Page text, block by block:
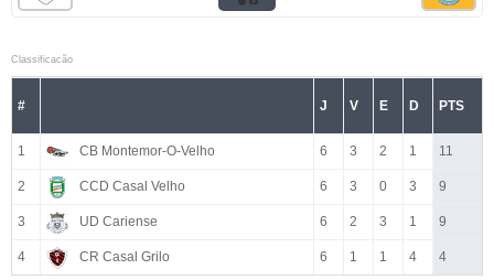
Classificacão
# J V E D PTS
1 CB Montemor-O-Velho 6 3 2 1 11
2 CCD Casal Velho 6 3 0 3 9
3 UD Cariense 6 2 3 1 9
4 CR Casal Grilo 6 1 1 4 4